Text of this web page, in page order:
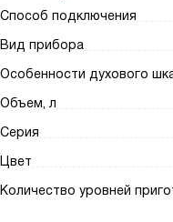
Способ подключения
Вид прибора
Особенности духового
Объем, л
Серия
Цвет
Количество уровней